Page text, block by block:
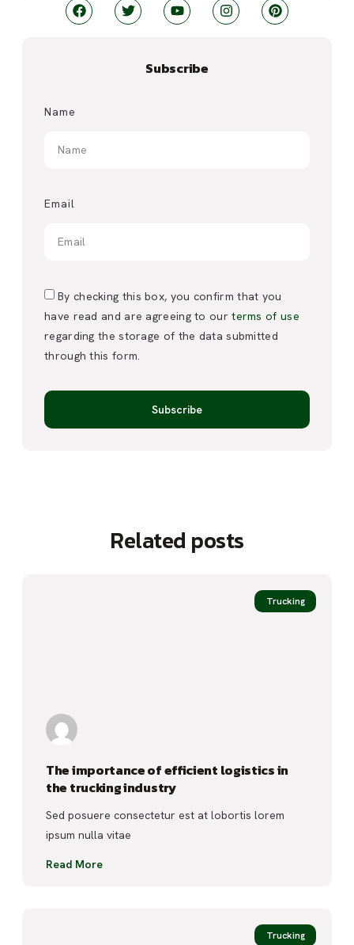
Subscribe
Name
Email
By checking this box, you confirm that you
have read and are agreeing to ourterms of use
regarding the storage of the data submitted
through this form.
Subscribe
Related posts
Trucking
The importance of efficient logistics in
the trucking industry
Sed posuere consectetur est at lobortis lorem
ipsum nulla vitae
Read More
Trucking